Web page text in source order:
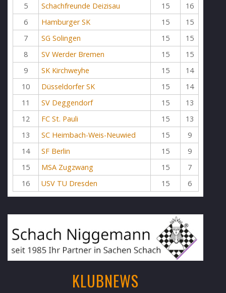
5
Schachfreunde Deizisau 15
16
6
Hamburger SK 15
15
7
SG Solingen 15
15
8
SV Werder Bremen 15
15
9
SK Kirchweyhe 15
14
10
Düsseldorfer SK 15
14
11
SV Deggendorf 15
13
12
FC St. Pauli 15
13
13
SC Heimbach-Weis-Neuwied 15
9
14
SF Berlin 15
9
15
MSA Zugzwang 15
7
16
USV TU Dresden 15 6
KLUBNEWS